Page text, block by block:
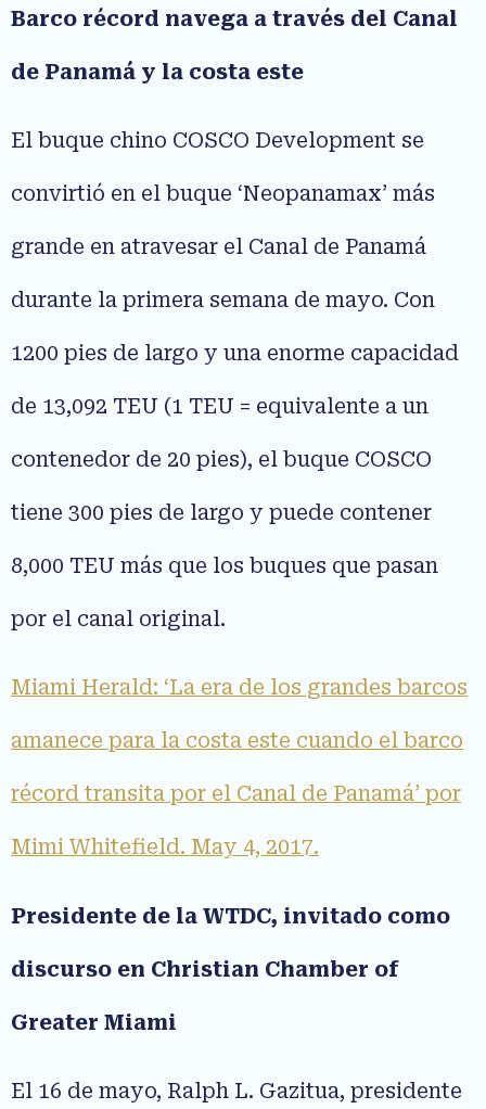
Barco récord navega a través del Canal
de Panamá y la costa este
El buque chino COSCO Development se
convirtió en el buque ‘Neopanamax’ más
grande en atravesar el Canal de Panamá
durante la primera semana de mayo. Con
1200 pies de largo y una enorme capacidad
de 13,092 TEU (1 TEU = equivalente a un
contenedor de 20 pies), el buque COSCO
tiene 300 pies de largo y puede contener
8,000 TEU más que los buques que pasan
por el canal original.
Miami Herald: ‘La era de los grandes barcos
amanece para la costa este cuando el barco
récord transita por el Canal de Panamá’ por
Mimi Whitefield. May 4, 2017.
Presidente de la WTDC, invitado como
discurso en Christian Chamber of
Greater Miami
El 16 de mayo, Ralph L. Gazitua, presidente